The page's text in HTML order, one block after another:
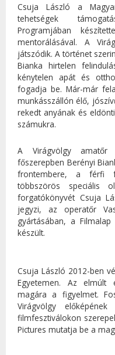
Csuja László a
tehetségek
Programjában
mentorálásával. A
játszódik. A történet
Bianka hirtelen
kénytelen apát és
fogadja be. Már-már
munkásszállón élő,
rekedt anyának és
számukra.
A Virágvölgy amatőr
főszerepben Berényi
frontembere, a férfi
többszörös speciális
forgatókönyvét Csuja
jegyzi, az operatőr
gyártásában, a
készült.
Csuja László 2012-ben
Egyetemen. Az elmúlt
magára a figyelmet.
Virágvölgy
filmfesztiválokon
Pictures mutatja be a